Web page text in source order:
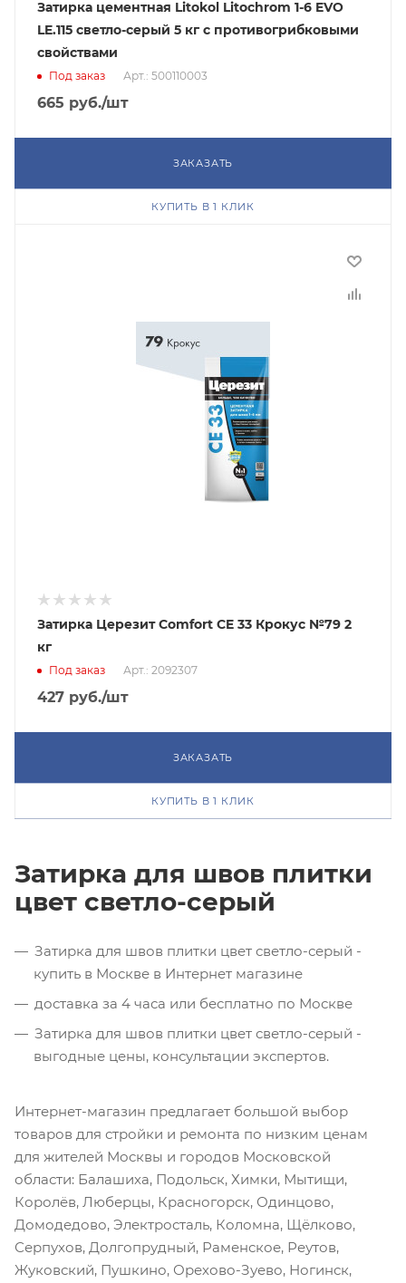
Затирка цементная Litokol Litochrom 1-6 EVO
LE.115 светло-серый 5 кг с противогрибковыми
свойствами
Под заказ Арт.: 500110003
665 руб./шт
ЗАКАЗАТЬ
КУПИТЬ В 1 КЛИК
Затирка Церезит Comfort CE 33 Крокус №79 2
кг
Под заказ Арт.: 2092307
427 руб./шт
ЗАКАЗАТЬ
КУПИТЬ В 1 КЛИК
Затирка для швов плитки
цвет светло-серый
Затирка для швов плитки цвет светло-серый -
купить в Москве в Интернет магазине
доставка за 4 часа или бесплатно по Москве
Затирка для швов плитки цвет светло-серый -
выгодные цены, консультации экспертов.
Интернет-магазин предлагает большой выбор
товаров для стройки и ремонта по низким ценам
для жителей Москвы и городов Московской
области: Балашиха, Подольск, Химки, Мытищи,
Королёв, Люберцы, Красногорск, Одинцово,
Домодедово, Электросталь, Коломна, Щёлково,
Серпухов, Долгопрудный, Раменское, Реутов,
Жуковский, Пушкино, Орехово-Зуево, Ногинск,